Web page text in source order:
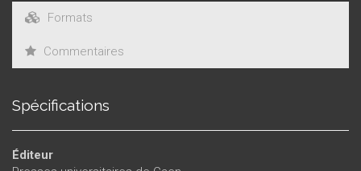
Formats
Commentaires
Spécifications
Éditeur